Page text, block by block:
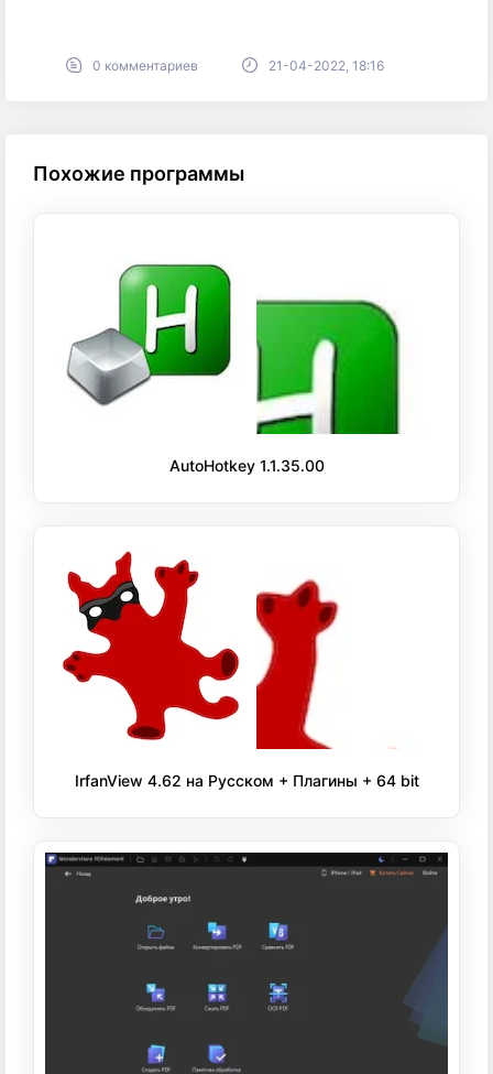
0 комментариев 21-04-2022, 18:16
Похожие программы
AutoHotkey 1.1.35.00
IrfanView 4.62 на Русском + Плагины + 64 bit